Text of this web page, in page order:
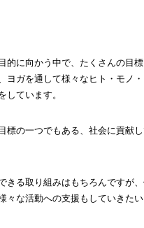
的に向かう中で、たくさんの目
ヨガを通して様々なヒト・モノ
しています。
標の一つでもある、社会に貢献
きる取り組みはもちろんですが
々な活動への支援もしていきた